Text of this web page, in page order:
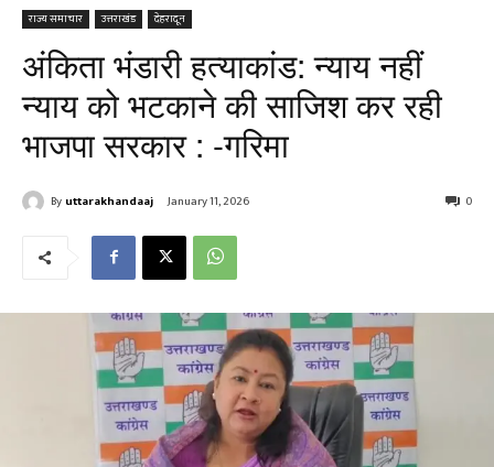
राज्य समाचार उत्तराखंड देहरादून
अंकिता भंडारी हत्याकांड: न्याय नहीं
न्याय को भटकाने की साजिश कर रही
भाजपा सरकार : -गरिमा
By uttarakhandaaj January 11, 2026 0